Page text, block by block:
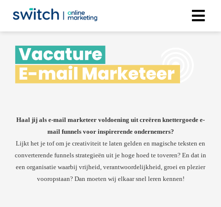
Haal jij als e-mail marketeer voldoening uit creëren knettergoede e-
mail funnels voor inspirerende ondernemers?
Lijkt het je tof om je creativiteit te laten gelden en magische teksten en
converterende funnels strategieën uit je hoge hoed te toveren? En dat in
een organisatie waarbij vrijheid, verantwoordelijkheid, groei en plezier
vooropstaan? Dan moeten wij elkaar snel leren kennen!